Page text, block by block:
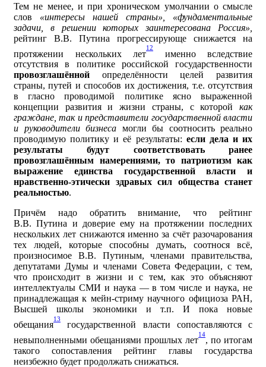
Тем не менее, и при хроническом умолчании о смысле
слов «интересы нашей страны», «фундаментальные
задачи, в решении которых заинтересована Россия»,
рейтинг В.В. Путина прогрессирующе снижается на
протяжении нескольких лет
12
именно вследствие
отсутствия в политике российской государственности
провозглашённой определённости целей развития
страны, путей и способов их достижения, т.е. отсутствия
в гласно проводимой политике ясно выраженной
концепции развития и жизни страны, с которой как
граждане, так и представители государственной власти
и руководители бизнеса могли бы соотносить реально
проводимую политику и её результаты: если дела и их
результаты будут соответствовать ранее
провозглашённым намерениями, то патриотизм как
выражение единства государственной власти и
нравственно-этически здравых сил общества станет
реальностью.
Причём надо обратить внимание, что рейтинг
В.В. Путина и доверие ему на протяжении последних
нескольких лет снижаются именно за счёт разочарования
тех людей, которые способны думать, соотнося всё,
произносимое В.В. Путиным, членами правительства,
депутатами Думы и членами Совета Федерации, с тем,
что происходит в жизни и с тем, как это объясняют
интеллектуалы СМИ и наука — в том числе и наука, не
принадлежащая к мейн-стриму научного официоза РАН,
Высшей школы экономики и т.п. И пока новые
обещания
13
государственной власти сопоставляются с
невыполненными обещаниями прошлых лет
14
, по итогам
такого сопоставления рейтинг главы государства
неизбежно будет продолжать снижаться.